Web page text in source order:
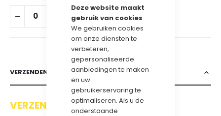
Deze website maakt
gebruik van cookies
We gebruiken cookies
om onze diensten te
verbeteren,
gepersonaliseerde
aanbiedingen te maken
en uw
gebruikerservaring te
optimaliseren. Als u de
onderstaande
IN WINKELWAGEN
VERZENDEN & RETOURNEREN
VERZENDEN EN RETOURNEREN